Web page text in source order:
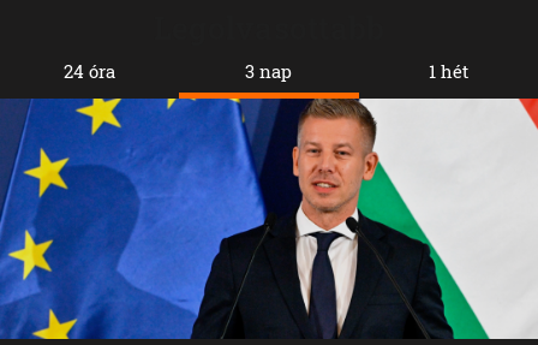
24 óra 3 nap 1 hét